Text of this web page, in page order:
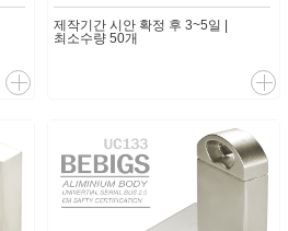
제작기간 시안 확정 후 3~5일 |
최소수량 50개